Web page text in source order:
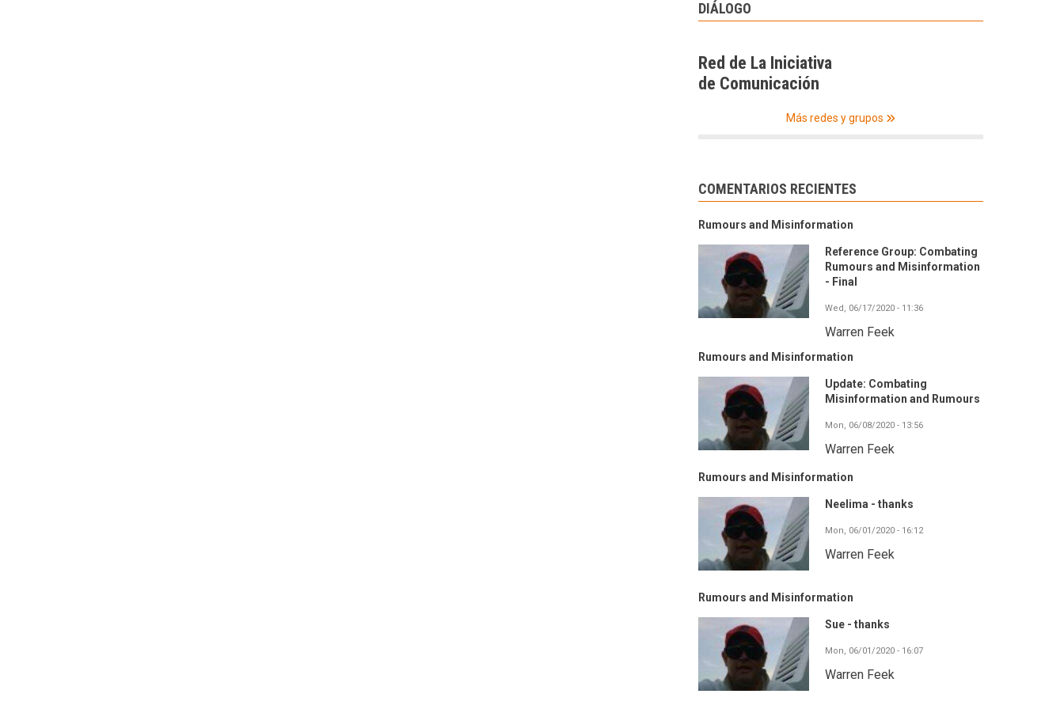
DIÁLOGO
Red de La Iniciativa
de Comunicación
Más redes y grupos
COMENTARIOS RECIENTES
Rumours and Misinformation
Reference Group: Combating
Rumours and Misinformation
- Final
Wed, 06/17/2020 - 11:36
Warren Feek
Rumours and Misinformation
Update: Combating
Misinformation and Rumours
Mon, 06/08/2020 - 13:56
Warren Feek
Rumours and Misinformation
Neelima - thanks
Mon, 06/01/2020 - 16:12
Warren Feek
Rumours and Misinformation
Sue - thanks
Mon, 06/01/2020 - 16:07
Warren Feek